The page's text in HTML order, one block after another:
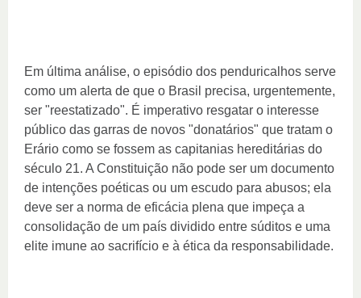
Em última análise, o episódio dos penduricalhos serve
como um alerta de que o Brasil precisa, urgentemente,
ser "reestatizado". É imperativo resgatar o interesse
público das garras de novos "donatários" que tratam o
Erário como se fossem as capitanias hereditárias do
século 21. A Constituição não pode ser um documento
de intenções poéticas ou um escudo para abusos; ela
deve ser a norma de eficácia plena que impeça a
consolidação de um país dividido entre súditos e uma
elite imune ao sacrifício e à ética da responsabilidade.